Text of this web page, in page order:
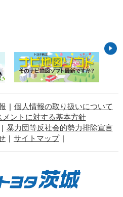
個人情報の取り扱いについて
メントに対する基本方針
暴力団等反社会的勢力排除宣言
サイトマップ